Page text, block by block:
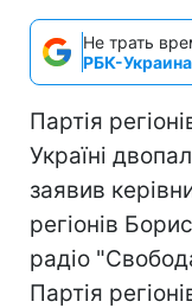
Не трать
РБК-
Партія
Україні
заявив
регіонів
радіо
Партія